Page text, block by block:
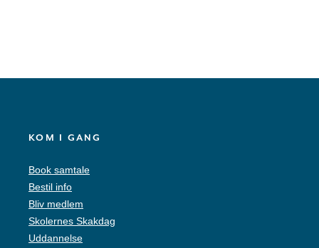
KOM I GANG
Book samtale
Bestil info
Bliv medlem
Skolernes Skakdag
Uddannelse